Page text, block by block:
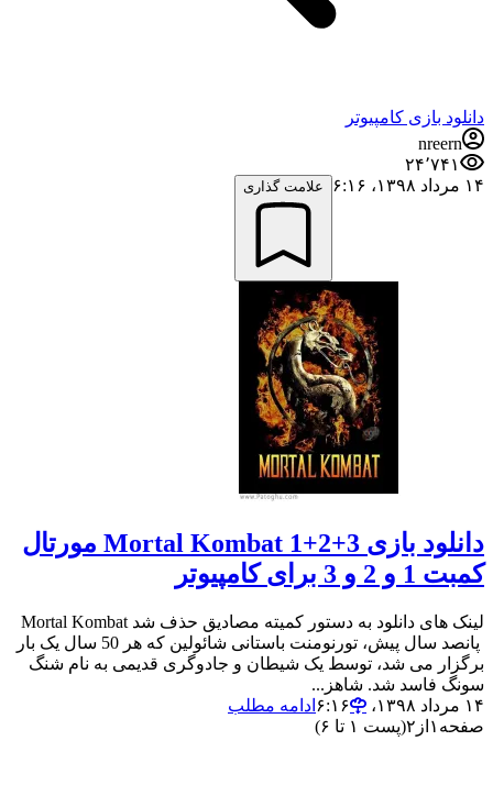
دانلود بازی کامپیوتر
nreern
۲۴٬۷۴۱
۱۴ مرداد ۱۳۹۸،‏ ۶:۱۶
علامت گذاری
دانلود بازی Mortal Kombat 1+2+3 مورتال
کمبت 1 و 2 و 3 برای کامپیوتر
لینک های دانلود به دستور کمیته مصادیق حذف شد Mortal Kombat
پانصد سال پیش، تورنومنت باستانی شائولین که هر 50 سال یک بار
برگزار می شد، توسط یک شیطان و جادوگری قدیمی به نام شنگ
سونگ فاسد شد. شاهز...
۱۴ مرداد ۱۳۹۸،‏ ۶:۱۶
ادامه مطلب
صفحه ۱ از ۲(پست ۱ تا ۶)